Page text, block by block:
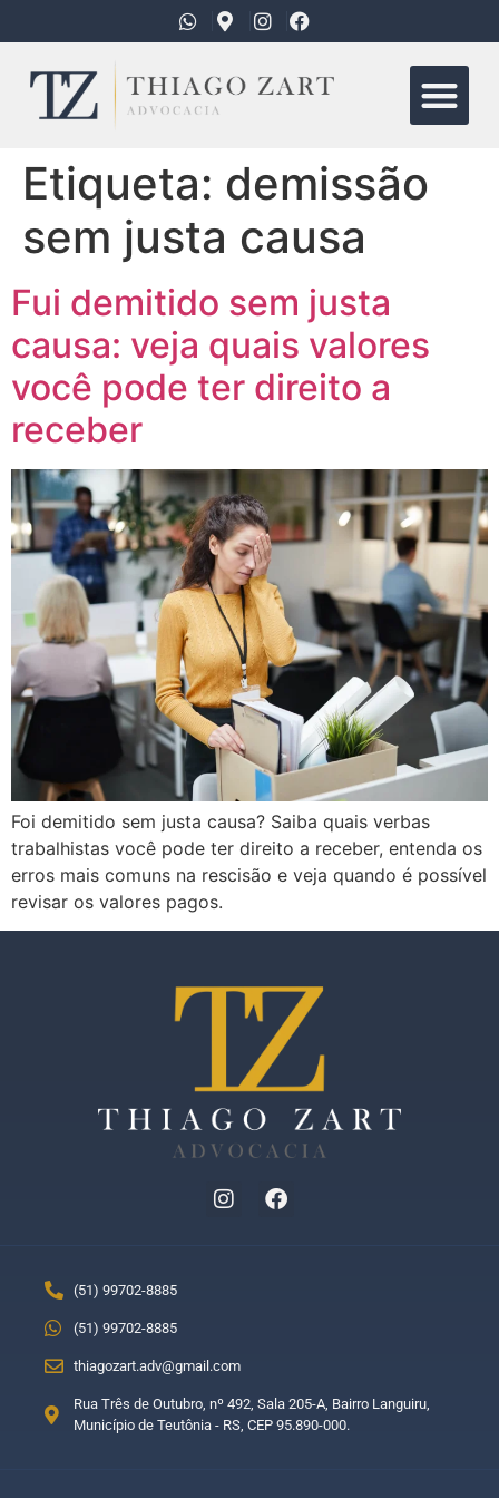
Etiqueta: demissão
sem justa causa
Fui demitido sem justa
causa: veja quais valores
você pode ter direito a
receber
Foi demitido sem justa causa? Saiba quais verbas
trabalhistas você pode ter direito a receber, entenda os
erros mais comuns na rescisão e veja quando é possível
revisar os valores pagos.
(51) 99702-8885
(51) 99702-8885
thiagozart.adv@gmail.com
Rua Três de Outubro, nº 492, Sala 205-A, Bairro Languiru,
Município de Teutônia - RS, CEP 95.890-000.